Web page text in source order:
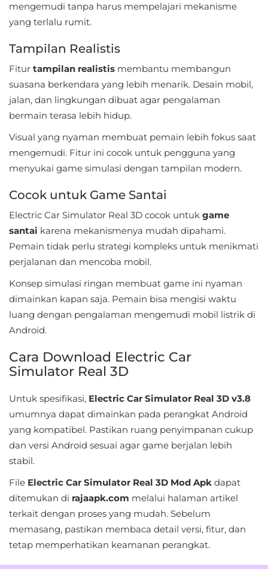
Personalisasi
Photography
Productivity
Social
Tools
Travel
&
Local
Video
&
Editors
Weather
Rekomendasi
mengemudi tanpa harus mempelajari mekanisme
yang terlalu rumit.
Tampilan Realistis
Fitur tampilan realistis membantu membangun
suasana berkendara yang lebih menarik. Desain mobil,
jalan, dan lingkungan dibuat agar pengalaman
bermain terasa lebih hidup.
Visual yang nyaman membuat pemain lebih fokus saat
mengemudi. Fitur ini cocok untuk pengguna yang
menyukai game simulasi dengan tampilan modern.
Cocok untuk Game Santai
Electric Car Simulator Real 3D cocok untuk game
santai karena mekanismenya mudah dipahami.
Pemain tidak perlu strategi kompleks untuk menikmati
perjalanan dan mencoba mobil.
Konsep simulasi ringan membuat game ini nyaman
dimainkan kapan saja. Pemain bisa mengisi waktu
luang dengan pengalaman mengemudi mobil listrik di
Android.
Cara Download Electric Car
Simulator Real 3D
Untuk spesifikasi, Electric Car Simulator Real 3D v3.8
umumnya dapat dimainkan pada perangkat Android
yang kompatibel. Pastikan ruang penyimpanan cukup
dan versi Android sesuai agar game berjalan lebih
stabil.
File Electric Car Simulator Real 3D Mod Apk dapat
ditemukan di rajaapk.com melalui halaman artikel
terkait dengan proses yang mudah. Sebelum
memasang, pastikan membaca detail versi, fitur, dan
tetap memperhatikan keamanan perangkat.